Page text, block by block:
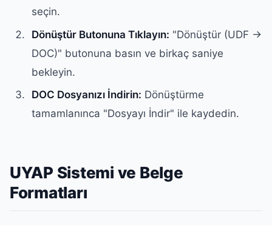
seçin.
Dönüştür Butonuna Tıklayın: "Dönüştür (UDF →
DOC)" butonuna basın ve birkaç saniye
bekleyin.
DOC Dosyanızı İndirin: Dönüştürme
tamamlanınca "Dosyayı İndir" ile kaydedin.
UYAP Sistemi ve Belge
Formatları